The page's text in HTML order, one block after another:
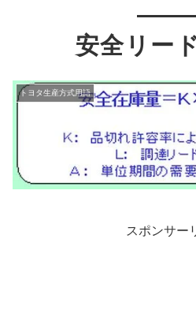
安全リー
トヨタ生産方式用語
スポンサー